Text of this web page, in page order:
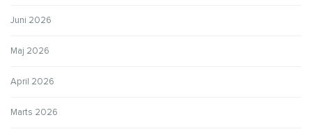
Juni 2026
Maj 2026
April 2026
Marts 2026